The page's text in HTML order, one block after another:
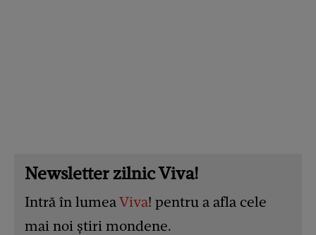
Newsletter zilnic Viva!
Intră în lumeaViva! pentru a afla cele
mai noi știri mondene.